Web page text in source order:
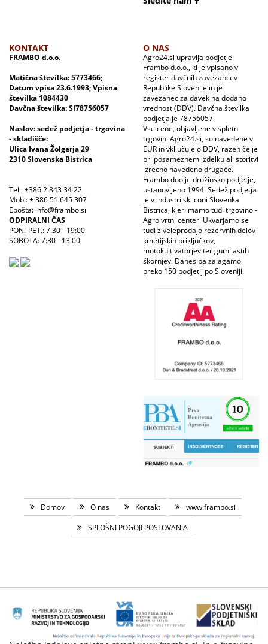
KONTAKT
FRAMBO d.o.o.
Matična številka: 5773466;
Datum vpisa 23.6.1993; Vpisna
številka 1084430
Davčna številka: SI78756057
Naslov: sedež podjetja - trgovina
- skladišče:
Ulica Ivana Žolgerja 29
2310 Slovenska Bistrica
Tel.: +386 2 843 34 22
Mob.: + 386 51 645 307
Epošta: info@frambo.si
ODPIRALNI ČAS
PON.-PET.: 7.30 - 19:00
SOBOTA: 7:30 - 13.00
O NAS
Agro24.si upravlja podjetje
Frambo d.o.o., ki je vpisano v
register davčnih zavezancev
Republike Slovenije in je
zavezanec za davek na dodano
vrednost (DDV). Davčna številka
podjetja je 78756057.
Vse cene, objavljene v spletni
trgovini Agro24.si, so navedene v
EUR in vključujejo DDV, razen če je
pri posameznem izdelku ali storitvi
izrecno navedeno drugače.
Frambo doo je družinsko podjetje,
ustanovljeno 1994. Sedež podjetja
je v industrijski coni Slovenka
Bistrica, kjer imamo tudi trgovino -
Agro vrtni center. Ukvarjamo se
tudi z veleprodajo rezervnih delov
kmetijskih priključkov,
motokultivatorjev ter gumijastih
škornjev. Danes pa zalagamo
preko 150 podjetij po Sloveniji.
Domov O nas Kontakt
www.frambo.si
SPLOŠNI POGOJI POSLOVANJA